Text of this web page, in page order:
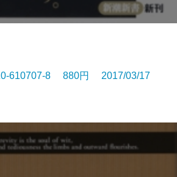
610707-8 880円 2017/03/17